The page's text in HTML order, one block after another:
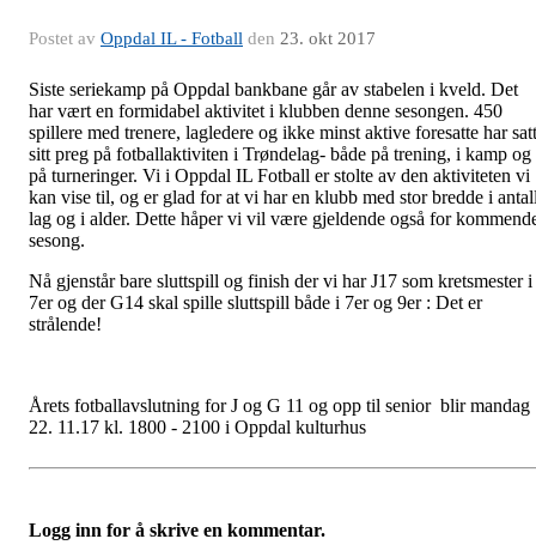
Postet av Oppdal IL - Fotball den 23. okt 2017
Siste seriekamp på Oppdal bankbane går av stabelen i kveld. Det
har vært en formidabel aktivitet i klubben denne sesongen. 450
spillere med trenere, lagledere og ikke minst aktive foresatte har satt
sitt preg på fotballaktiviten i Trøndelag- både på trening, i kamp og
på turneringer. Vi i Oppdal IL Fotball er stolte av den aktiviteten vi
kan vise til, og er glad for at vi har en klubb med stor bredde i
lag og i alder. Dette håper vi vil være gjeldende også for
sesong.
Nå gjenstår bare sluttspill og finish der vi har J17 som kretsmester i
7er og der G14 skal spille sluttspill både i 7er og 9er : Det er
strålende!
Årets fotballavslutning for J og G 11 og opp til senior blir mandag
22. 11.17 kl. 1800 - 2100 i Oppdal kulturhus
Logg inn for å skrive en kommentar.